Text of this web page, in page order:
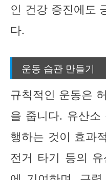
인 건강 증진에도
다.
운동 습관 만들기
규칙적인 운동은
을 줍니다. 유산소
행하는 것이 효과
전거 타기 등의